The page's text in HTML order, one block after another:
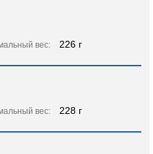
вес: 226 г
вес: 228 г